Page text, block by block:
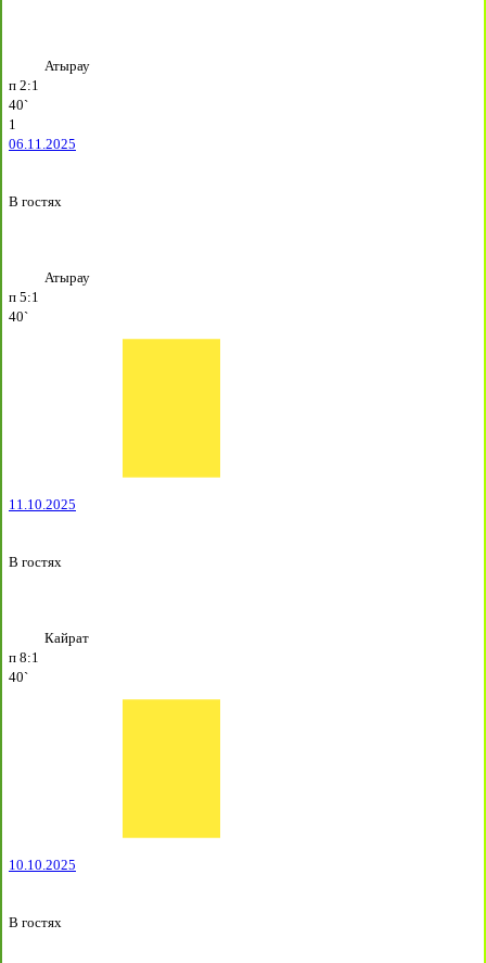
Атырау
п 2:1
40`
1
06.11.2025
В гостях
Атырау
п 5:1
40`
11.10.2025
В гостях
Кайрат
п 8:1
40`
10.10.2025
В гостях